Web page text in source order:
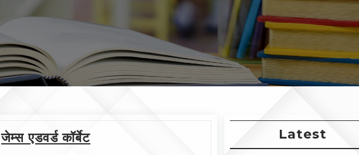
जेम्स एडवर्ड कॉर्बेट Latest